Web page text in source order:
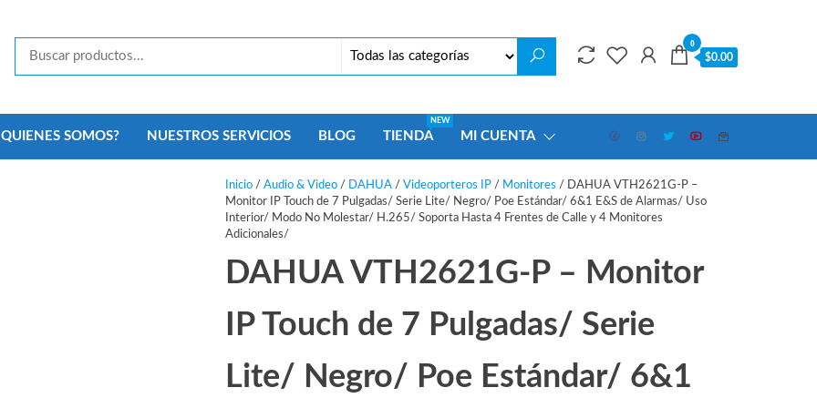
Security
Monterrey
0
$0.00
SOMOS? NUESTROS SERVICIOS BLOG TIENDA
NEW
MI CUENTA
Inicio/ Audio & Video/ DAHUA/ Videoporteros IP/ Monitores / DAHUA VTH2621G-P –
Monitor IP Touch de 7 Pulgadas/ Serie Lite/ Negro/ Poe Estándar/ 6&1 E&S de Alarmas/ Uso
Interior/ Modo No Molestar/ H.265/ Soporta Hasta 4 Frentes de Calle y 4 Monitores
Adicionales/
DAHUA VTH2621G-P – Monitor
IP Touch de 7 Pulgadas/ Serie
Lite/ Negro/ Poe Estándar/ 6&1